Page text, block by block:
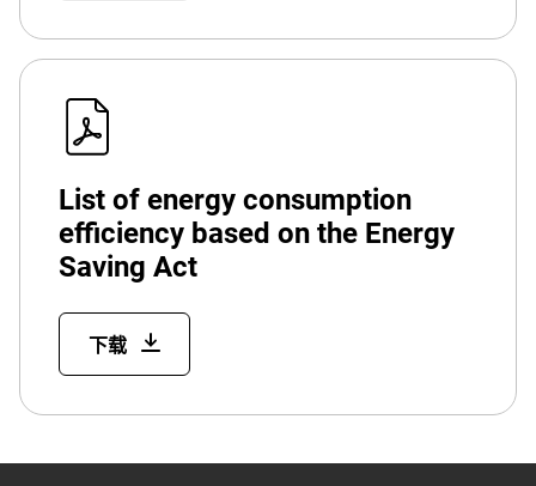
List of energy consumption
efficiency based on the Energy
Saving Act
下载